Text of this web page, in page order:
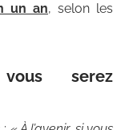
un an, selon les
serez